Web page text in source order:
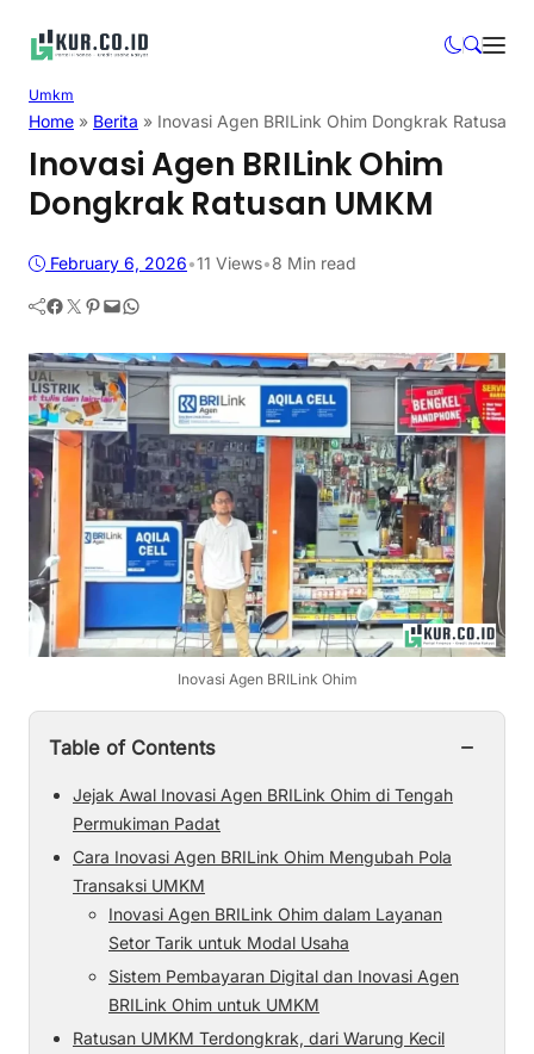
Umkm
Home » Berita » Inovasi Agen BRILink Ohim Dongkrak Ratusan
Inovasi Agen BRILink Ohim
Dongkrak Ratusan UMKM
February 6, 2026•11 Views•8 Min read
Facebook Twitter Pinterest Mail WhatsApp
Inovasi Agen BRILink Ohim
Table of Contents −
Jejak Awal Inovasi Agen BRILink Ohim di Tengah
Permukiman Padat
Cara Inovasi Agen BRILink Ohim Mengubah Pola
Transaksi UMKM
Inovasi Agen BRILink Ohim dalam Layanan
Setor Tarik untuk Modal Usaha
Sistem Pembayaran Digital dan Inovasi Agen
BRILink Ohim untuk UMKM
Ratusan UMKM Terdongkrak, dari Warung Kecil